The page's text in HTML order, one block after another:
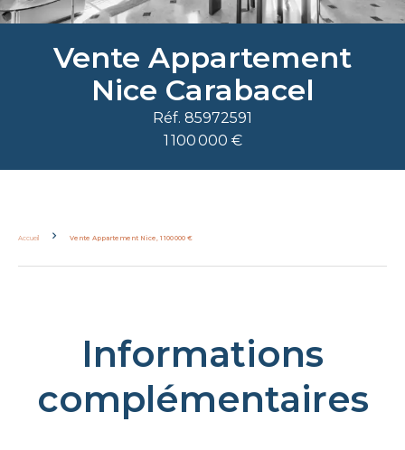
Vente Appartement
Nice Carabacel
Réf. 85972591
1 100 000 €
Accueil Vente Appartement Nice, 1 100 000 €
Informations
complémentaires